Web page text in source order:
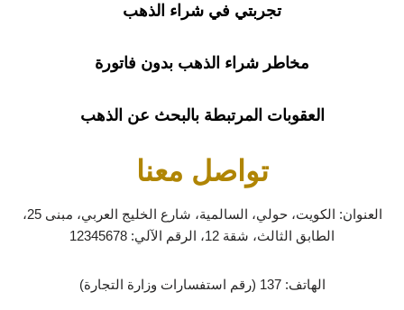
تجربتي في شراء الذهب
مخاطر شراء الذهب بدون فاتورة
العقوبات المرتبطة بالبحث عن الذهب
تواصل معنا
العنوان: الكويت، حولي، السالمية، شارع الخليج العربي، مبنى 25،
الطابق الثالث، شقة 12، الرقم الآلي: 12345678
الهاتف:137 (رقم استفسارات وزارة التجارة)